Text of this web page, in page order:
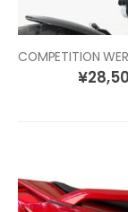
¥